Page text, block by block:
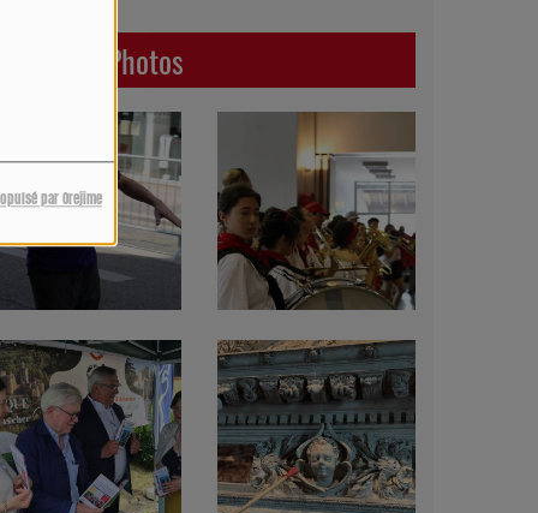
par Orejime
Dernières Photos